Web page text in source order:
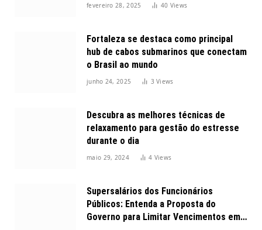
fevereiro 28, 2025 40 Views
Fortaleza se destaca como principal
hub de cabos submarinos que conectam
o Brasil ao mundo
junho 24, 2025 3Views
Descubra as melhores técnicas de
relaxamento para gestão do estresse
durante o dia
maio 29, 2024 4 Views
Supersalários dos Funcionários
Públicos: Entenda a Proposta do
Governo para Limitar Vencimentos em